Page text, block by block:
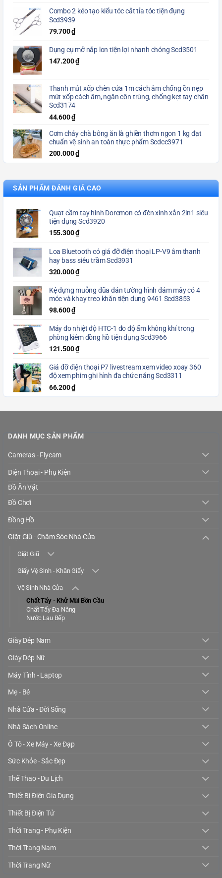
Combo 2 kéo tạo kiểu tóc cắt tỉa tóc tiện đụng
Scd3939
79.700₫
Dụng cụ mở nắp lon tiện lợi nhanh chóng Scd3501
147.200₫
Thanh mút xốp chèn cửa 1m cách âm chống ồn nẹp
mút xốp cách âm, ngăn côn trùng, chống kẹt tay chân
Scd3174
44.600₫
Cơm cháy chà bông ăn là ghiền thơm ngon 1 kg đạt
chuẩn vệ sinh an toàn thực phẩm Scdcc3971
200.000₫
SẢN PHẨM ĐÁNH GIÁ CAO
Quạt cầm tay hình Doremon có đèn xinh xắn 2in1 siêu
tiện dụng Scd3920
155.300₫
Loa Bluetooth có giá đỡ điện thoại LP-V9 âm thanh
hay bass siêu trầm Scd3931
320.000₫
Kệ đựng muỗng đũa dán tường hình đám mây có 4
móc và khay treo khăn tiện dụng 9461 Scd3853
98.600₫
Máy đo nhiệt độ HTC-1 đo độ ẩm không khí trong
phòng kiêm đồng hồ tiện dụng Scd3966
121.500₫
Giá đỡ điện thoại P7 livestream xem video xoay 360
độ xem phim ghi hình đa chức năng Scd3311
66.200₫
DANH MỤC SẢN PHẨM
Cameras - Flycam
Điện Thoại - Phụ Kiện
Đồ Ăn Vặt
Đồ Chơi
Đồng Hồ
Giặt Giũ - Chăm Sóc Nhà Cửa
Giặt Giũ
Giấy Vệ Sinh - Khăn Giấy
Vệ Sinh Nhà Cửa
Chất Tẩy - Khử Mùi Bồn Cầu
Chất Tẩy Đa Năng
Nước Lau Bếp
Giày Dép Nam
Giày Dép Nữ
Máy Tính - Laptop
Mẹ - Bé
Nhà Cửa - Đời Sống
Nhà Sách Online
Ô Tô - Xe Máy - Xe Đạp
Sức Khỏe - Sắc Đẹp
Thể Thao - Du Lịch
Thiết Bị Điện Gia Dụng
Thiết Bị Điện Tử
Thời Trang - Phụ Kiện
Thời Trang Nam
Thời Trang Nữ